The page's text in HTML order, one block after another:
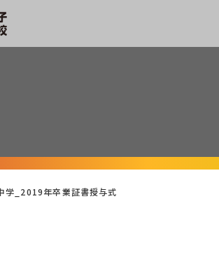
学_2019年卒業証書授与式